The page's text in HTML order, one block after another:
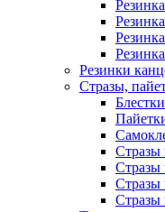
Резинки
Стразы,
Блестки
Стразы
Стразы
Стразы